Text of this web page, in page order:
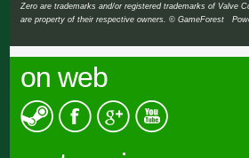
Zero are trademarks and/or registered trademarks of Valve
are property of their respective owners. © GameForest
on web